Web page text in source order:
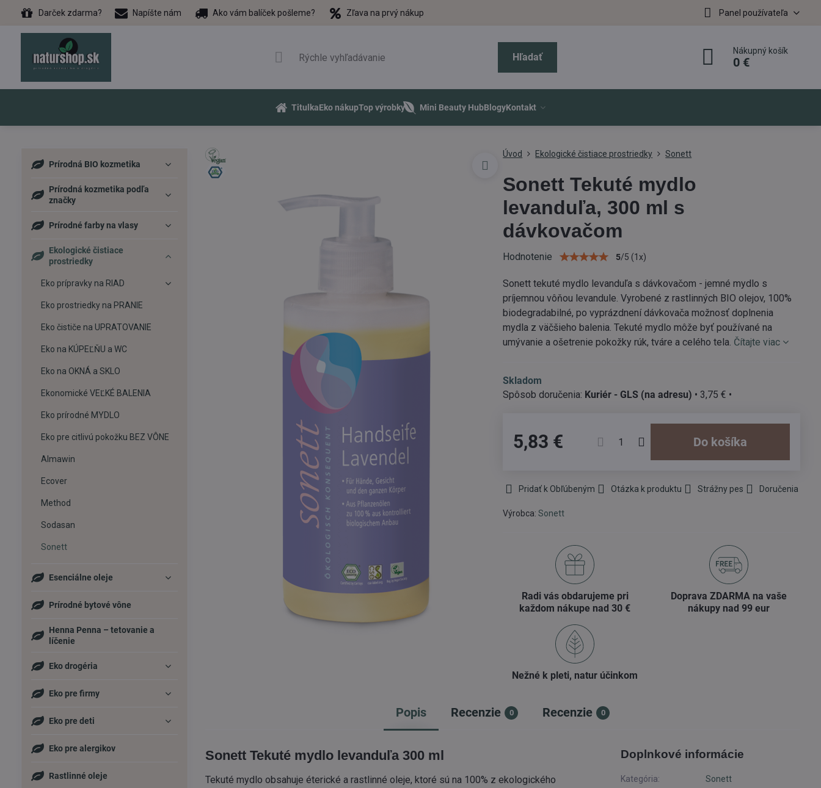
Darček zdarma? Napíšte nám Ako vám balíček pošleme? Zľava na prvý nákup Panel používateľa
Hľadať
Nákupný košík
0 €
TitulkaEko nákupTop výrobky Mini Beauty HubBlogyKontakt
Úvod Ekologické čistiace prostriedky Sonett
Sonett Tekuté mydlo
levanduľa, 300 ml s
dávkovačom
Hodnotenie 5/5 (1x)
Sonett tekuté mydlo levanduľa s dávkovačom - jemné mydlo s
príjemnou vôňou levandule. Vyrobené z rastlinných BIO olejov, 100%
biodegradabilné, po vyprázdnení dávkovača možnosť doplnenia
mydla z väčšieho balenia. Tekuté mydlo môže byť používané na
umývanie a ošetrenie pokožky rúk, tváre a celého tela. Čítajte viac
Skladom
Kuriér - GLS (na adresu) •3,75 € •
5,83 € Do košíka
Pridať k Obľúbeným Otázka k produktu Strážny pes Doručenia
Výrobca:Sonett
Radi vás obdarujeme pri
každom nákupe nad 30 €
Doprava ZDARMA na vaše
nákupy nad 99 eur
Nežné k pleti, natur účinkom
Popis Recenzie 0 Recenzie 0
Sonett Tekuté mydlo levanduľa 300 ml
Tekuté mydlo obsahuje éterické a rastlinné oleje, ktoré sú na 100% z ekologického
Doplnkové informácie
Kategória: Sonett
Prírodná BIO kozmetika
Prírodná kozmetika podľa
značky
Prírodné farby na vlasy
Ekologické čistiace
prostriedky
Eko prípravky na RIAD
Eko prostriedky na PRANIE
Eko čističe na UPRATOVANIE
Eko na KÚPEĽŇU a WC
Eko na OKNÁ a SKLO
Ekonomické VEĽKÉ BALENIA
Eko prírodné MYDLO
Eko pre citlivú pokožku BEZ VÔNE
Almawin
Ecover
Method
Sodasan
Sonett
Esenciálne oleje
Prírodné bytové vône
Henna Penna – tetovanie a
líčenie
Eko drogéria
Eko pre firmy
Eko pre deti
Eko pre alergikov
Rastlinné oleje